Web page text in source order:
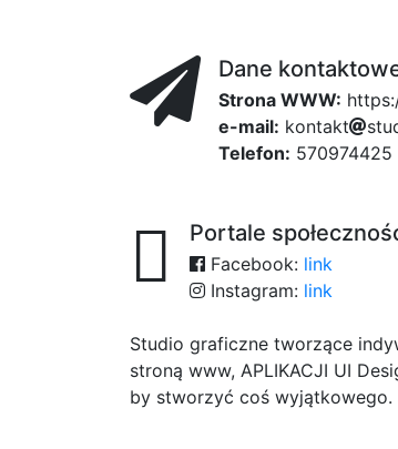
Dane
Strona WWW:
e-mail: 7
kona1c
takt stu
Telefon: 570974425
Portale
Facebook: link
Instagram: link
Studio graficzne tworzące
stroną www, APLIKACJI UI
by stworzyć coś